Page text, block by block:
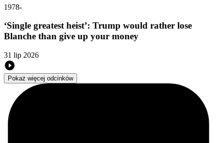
1978-
‘Single greatest heist’: Trump would rather lose
Blanche than give up your money
31 lip 2026
Pokaż więcej odcinków